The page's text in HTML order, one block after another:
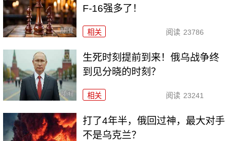
F-16强多了！
相关 阅读 23786
生死时刻提前到来！俄乌战争终
到见分晓的时刻？
相关 阅读 23241
打了4年半，俄回过神，最大对手
不是乌克兰？